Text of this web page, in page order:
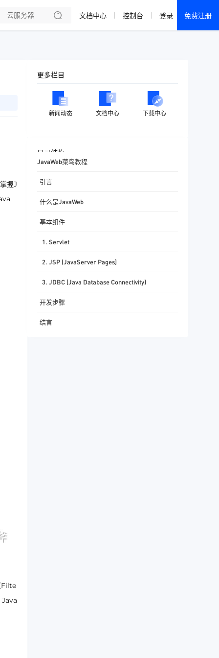
成都电信·云服务器
香港大带宽 · CN2
文档中心 控制台 登录 免费注册
握J
Filte
更多栏目
新闻动态 文档中心 下载中心
目录结构
JavaWeb菜鸟教程
引言
什么是JavaWeb
基本组件
1. Servlet
2. JSP (JavaServer Pages)
3. JDBC (Java Database Connectivity)
开发步骤
结言